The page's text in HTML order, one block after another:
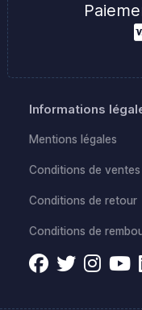
Informations
Mentions légales
Conditions de ventes
Conditions de retour
Conditions de